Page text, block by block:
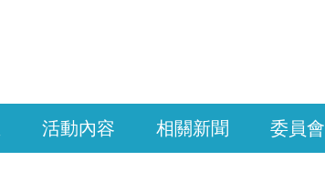
活動內容 相關新聞 委員會